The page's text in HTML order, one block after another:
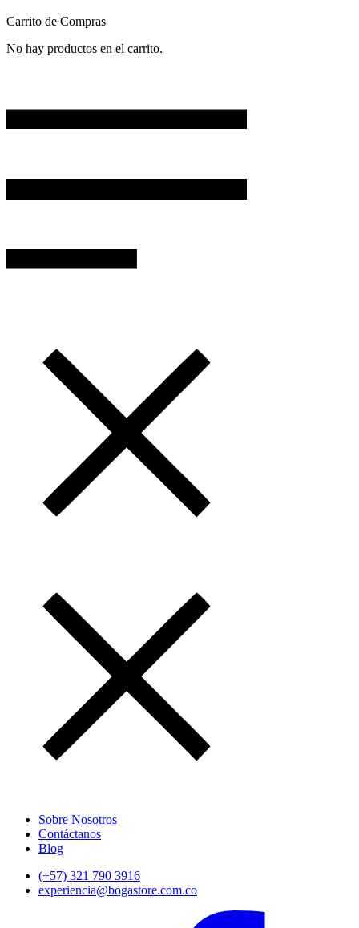
Carrito de Compras
No hay productos en el carrito.
Sobre Nosotros
Contáctanos
Blog
(+57) 321 790 3916
experiencia@bogastore.com.co